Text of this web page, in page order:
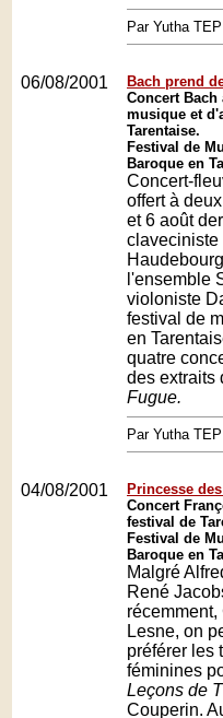
Par Yutha TEP
06/08/2001
Bach prend
Concert Bach
musique et
Tarentaise.
Festival de
Baroque en
Concert-
offert à
et 6 août
claveciniste
l'ensemble
violoniste
festival de
en
quatre
des extraits
Fugue.
Par Yutha TEP
04/08/2001
Princesse
Concert
festival de
Festival de
Baroque en
Malgré
René
récemment,
Lesne, on
préférer les
féminines
Leçons de
Couperin.